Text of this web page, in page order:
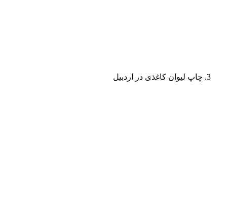
چاپ لیوان کاغذی در اردبیل